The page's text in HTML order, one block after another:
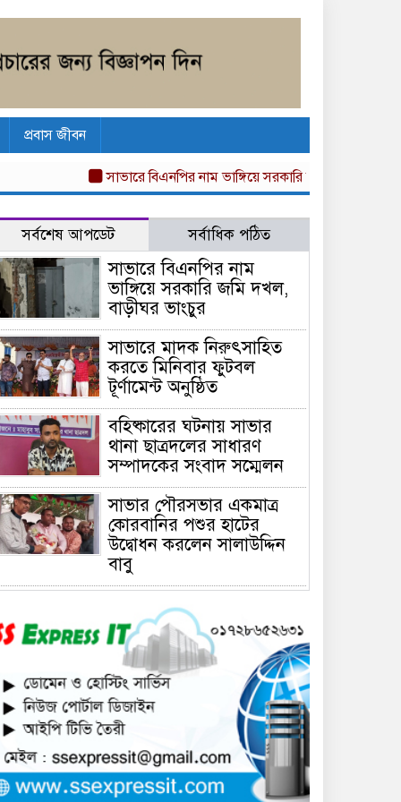
প্রবাস জীবন
সাভারে বিএনপির নাম ভাঙ্গিয়ে সরকারি জমি দখল, বাড়ীঘর
সর্বশেষ আপডেট সর্বাধিক পঠিত
সাভারে বিএনপির নাম
ভাঙ্গিয়ে সরকারি জমি দখল,
বাড়ীঘর ভাংচুর
সাভারে মাদক নিরুৎসাহিত
করতে মিনিবার ফুটবল
টূর্ণামেন্ট অনুষ্ঠিত
বহিষ্কারের ঘটনায় সাভার
থানা ছাত্রদলের সাধারণ
সম্পাদকের সংবাদ সম্মেলন
সাভার পৌরসভার একমাত্র
কোরবানির পশুর হাটের
উদ্বোধন করলেন সালাউদ্দিন
বাবু
সাভারে চাঁদার দাবীতে ব্যাবসা
প্রতিষ্ঠানে হামলা চালিয়ে তালা
ঝুলিয়ে দিয়েছে সন্ত্রাসীরা
সাভারে নারী উদ্যোক্তার
খামার ভাংচুর, ৫ লাখ টাকার
ক্ষয়ক্ষতি
উভয়পক্ষের সমঝোতায় ধর্মঘট
প্রত্যাহার করায় সাভারের